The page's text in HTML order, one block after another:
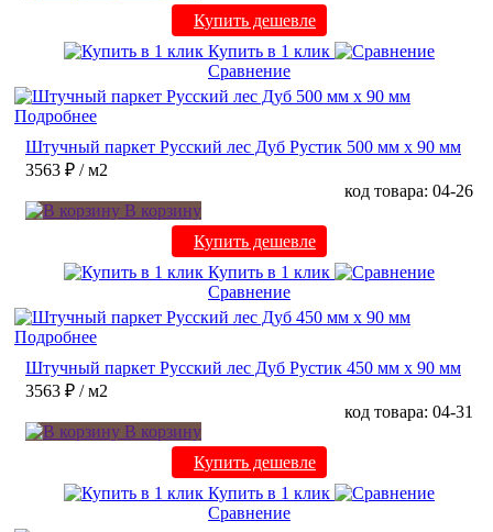
Купить дешевле
Купить в 1 клик
Сравнение
Подробнее
Штучный паркет Русский лес Дуб Рустик 500 мм х 90 мм
3563 ₽ / м2
код товара: 04-26
В корзину
Купить дешевле
Купить в 1 клик
Сравнение
Подробнее
Штучный паркет Русский лес Дуб Рустик 450 мм х 90 мм
3563 ₽ / м2
код товара: 04-31
В корзину
Купить дешевле
Купить в 1 клик
Сравнение